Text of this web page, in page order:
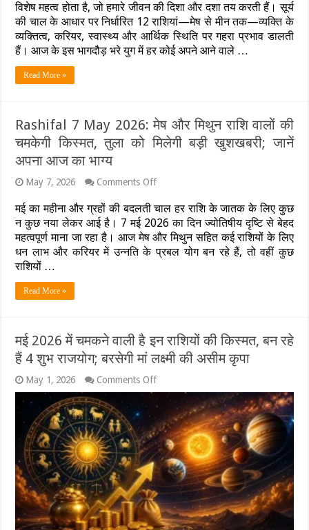
के
प्रबल
योग;
जानें
अपनी
विशेष महत्व होता है, जो हमारे जीवन की दिशा और दशा तय करती हैं। सूर्य
की चाल के आधार पर निर्धारित 12 राशियां—मेष से मीन तक—व्यक्ति के
व्यक्तित्व, करियर, स्वास्थ्य और आर्थिक स्थिति पर गहरा प्रभाव डालती
हैं। आज के इस भागदौड़ भरे युग में हर कोई अपने आने वाले …
Read More »
Rashifal 7 May 2026: मेष और मिथुन राशि वालों की
चमकेगी किस्मत, तुला को मिलेगी बड़ी खुशखबरी; जानें
अपना आज का भाग्य
May 7, 2026 Comments Offon
7
May
2026:
मेष
और
मिथुन
को
मिलेगी
बड़ी
खुशखबरी;
अपना
का
भाग्य
मई का महीना और ग्रहों की बदलती चाल हर राशि के जातक के लिए कुछ
न कुछ नया लेकर आई है। 7 मई 2026 का दिन ज्योतिषीय दृष्टि से बेहद
महत्वपूर्ण माना जा रहा है। आज मेष और मिथुन सहित कई राशियों के लिए
धन लाभ और करियर में उन्नति के प्रबल योग बन रहे हैं, तो वहीं कुछ
राशियों …
Read More »
मई 2026 में चमकने वाली है इन राशियों की किस्मत, बन रहे
हैं 4 शुभ राजयोग; बरसेगी मां लक्ष्मी की असीम कृपा
May 1, 2026 Comments Offon
मई
2026
चमकने
वाली
है
इन
राशियों
की
किस्मत,
बन
रहे